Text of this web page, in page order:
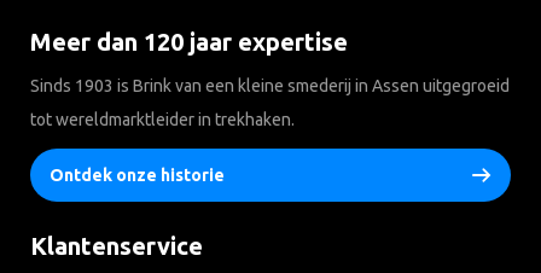
Meer dan 120 jaar expertise
Sinds 1903 is Brink van een kleine smederij in Assen uitgegroeid
tot wereldmarktleider in trekhaken.
Ontdek onze historie
Klantenservice